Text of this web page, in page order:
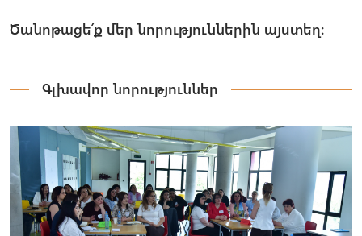
Ծրագրեր
Մեդիահանգույց
Հարցեր «Այբ»–ին
Նվիրի՛ր ապագա
Ծանոթացե՛ք մեր նորություններին այստեղ։
Գլխավոր նորություններ